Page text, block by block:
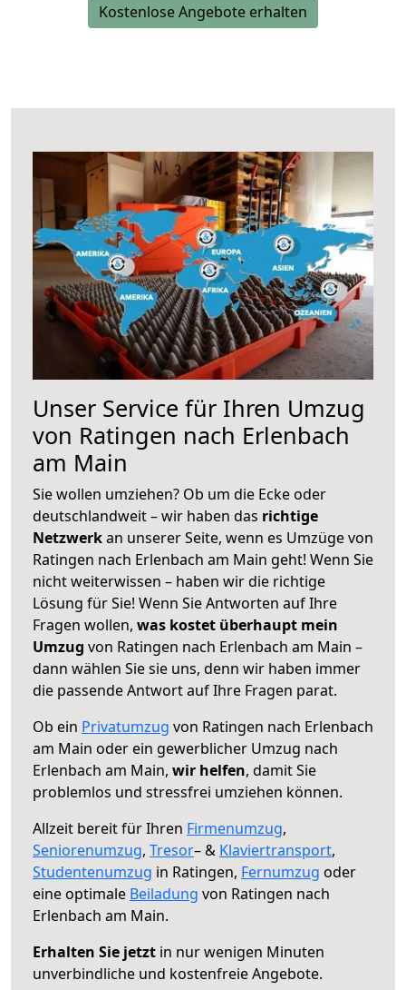
Kostenlose Angebote erhalten
Unser Service für Ihren Umzug
von Ratingen nach Erlenbach
am Main
Sie wollen umziehen? Ob um die Ecke oder
deutschlandweit – wir haben das richtige
Netzwerkan unserer Seite, wenn es Umzüge von
Ratingen nach Erlenbach am Main geht! Wenn Sie
nicht weiterwissen – haben wir die richtige
Lösung für Sie! Wenn Sie Antworten auf Ihre
Fragen wollen, was kostet überhaupt mein
Umzug von Ratingen nach Erlenbach am Main –
dann wählen Sie sie uns, denn wir haben immer
die passende Antwort auf Ihre Fragen parat.
Ob ein Privatumzug von Ratingen nach Erlenbach
am Main oder ein gewerblicher Umzug nach
Erlenbach am Main, wir helfen, damit Sie
problemlos und stressfrei umziehen können.
Allzeit bereit für Ihren Firmenumzug,
Seniorenumzug, Tresor– & Klaviertransport,
Studentenumzug in Ratingen, Fernumzug oder
eine optimale Beiladung von Ratingen nach
Erlenbach am Main.
Erhalten Sie jetzt in nur wenigen Minuten
unverbindliche und kostenfreie Angebote.